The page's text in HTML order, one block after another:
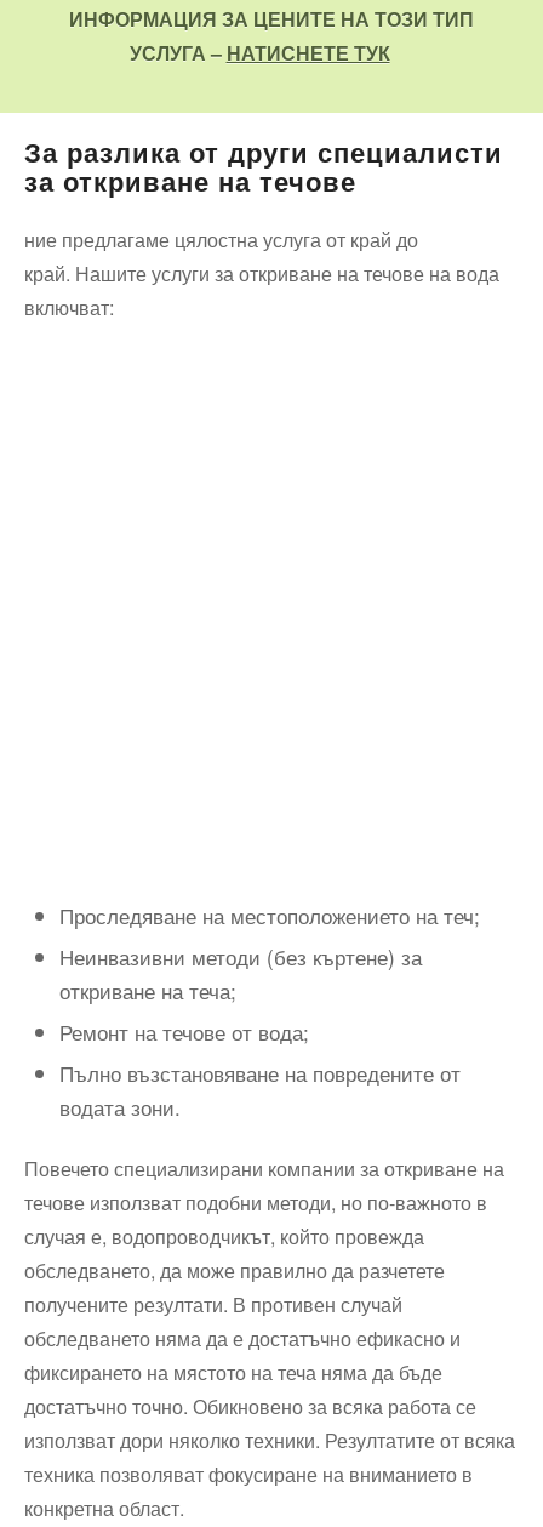
ИНФОРМАЦИЯ ЗА ЦЕНИТЕ НА ТОЗИ ТИП
УСЛУГА – НАТИСНЕТЕ ТУК
За разлика от други специалисти
за откриване на течове
ние предлагаме цялостна услуга от край до
край. Нашите услуги за откриване на течове на вода
включват:
Проследяване на местоположението на теч;
Неинвазивни методи (без къртене) за
откриване на теча;
Ремонт на течове от вода;
Пълно възстановяване на повредените от
водата зони.
Повечето специализирани компании за откриване на
течове използват подобни методи, но по-важното в
случая е, водопроводчикът, който провежда
обследването, да може правилно да разчетете
получените резултати. В противен случай
обследването няма да е достатъчно ефикасно и
фиксирането на мястото на теча няма да бъде
достатъчно точно. Обикновено за всяка работа се
използват дори няколко техники. Резултатите от всяка
техника позволяват фокусиране на вниманието в
конкретна област.